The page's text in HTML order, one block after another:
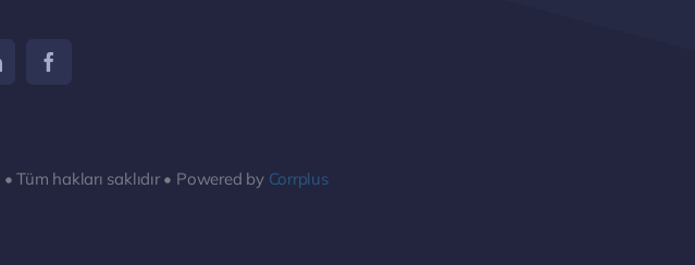
• Tüm hakları saklıdır • Powered by Corrplus